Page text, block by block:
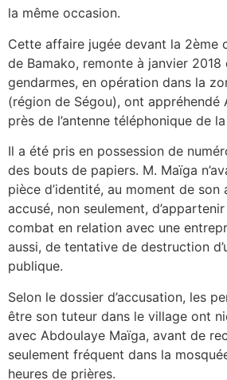
la même occasion.
Cette affaire jugée devant la 2ème
de Bamako, remonte à janvier 2018
gendarmes, en opération dans la
(région de Ségou), ont appréhendé
près de l’antenne téléphonique de
Il a été pris en possession de
des bouts de papiers. M. Maïga
pièce d’identité, au moment de
accusé, non seulement,
combat en relation avec une
aussi, de tentative de destruction
publique.
Selon le dossier d’accusation, les
être son tuteur dans le village ont
avec Abdoulaye Maïga, avant de
seulement fréquent dans la
heures de prières.